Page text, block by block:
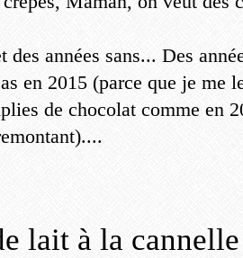
des années sans... Des
en 2015 (parce que je me
de chocolat comme en
lait à la